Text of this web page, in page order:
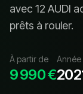
avec12 AUDI
prêts à rouler.
À partir de
9 990 €
Année